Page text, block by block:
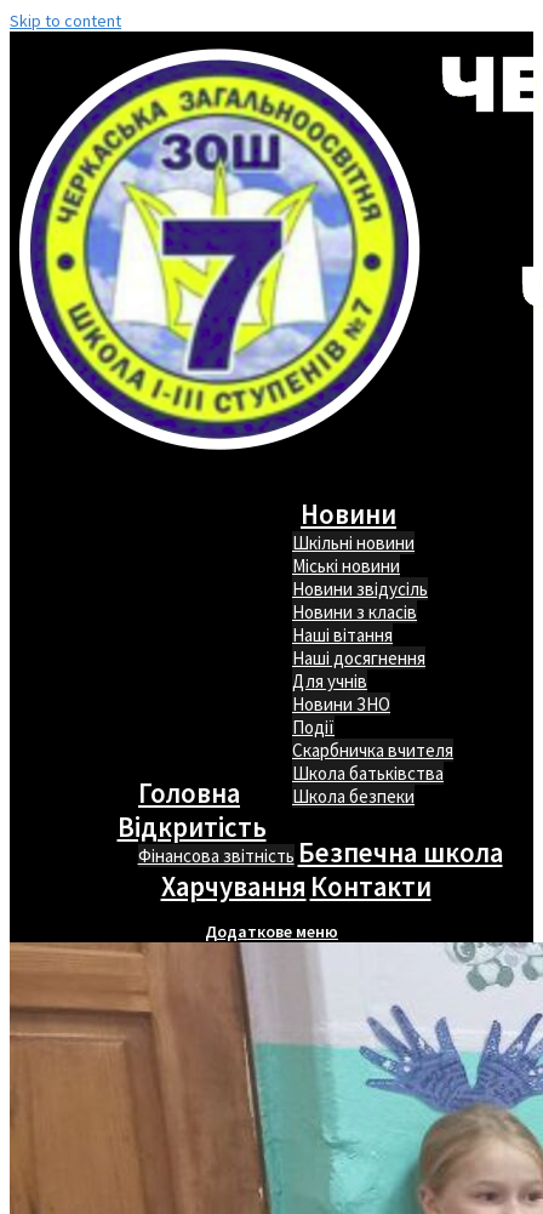
Skip to content
Головна
Новини
Шкільні новини
Міські новини
Новини звідусіль
Новини з класів
Наші вітання
Наші досягнення
Для учнів
Новини ЗНО
Події
Скарбничка вчителя
Школа батьківства
Школа безпеки
Відкритість
Фінансова звітність Безпечна школа
Харчування Контакти
Додаткове меню